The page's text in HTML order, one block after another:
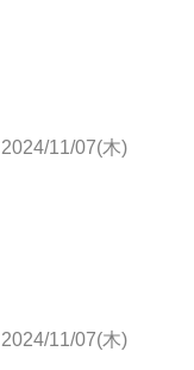
2024/11/07(木)
2024/11/07(木)